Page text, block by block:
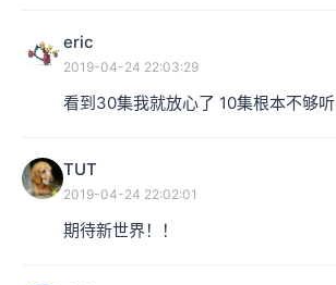
eric
2019-04-24 22:03:29
看到30集我就放心了 10集根本不够听
TUT
2019-04-24 22:02:01
期待新世界！！